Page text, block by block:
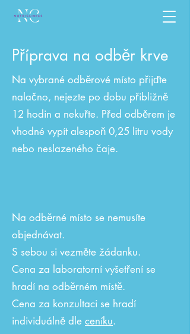
Příprava na odběr krve
Na vybrané odběrové místo přijďte
nalačno, nejezte po dobu přibližně
12 hodin a nekuřte. Před odběrem je
vhodné vypít alespoň 0,25 litru vody
nebo neslazeného čaje.
Na odběrné místo se nemusíte
objednávat.
S sebou si vezměte žádanku.
Cena za laboratorní vyšetření se
hradí na odběrném místě.
Cena za konzultaci se hradí
individuálně dle ceníku.